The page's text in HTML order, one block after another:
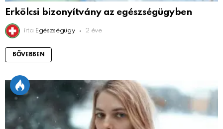
Erkölcsi bizonyítvány az egészségügyben
írta Egészségügy 2 éve
BŐVEBBEN